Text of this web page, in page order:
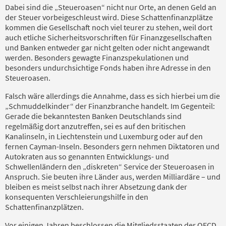
Dabei sind die „Steueroasen“ nicht nur Orte, an denen Geld an
der Steuer vorbeigeschleust wird. Diese Schattenfinanzplätze
kommen die Gesellschaft noch viel teurer zu stehen, weil dort
auch etliche Sicherheitsvorschriften für Finanzgesellschaften
und Banken entweder gar nicht gelten oder nicht angewandt
werden. Besonders gewagte Finanzspekulationen und
besonders undurchsichtige Fonds haben ihre Adresse in den
Steueroasen.
Falsch wäre allerdings die Annahme, dass es sich hierbei um die
„Schmuddelkinder“ der Finanzbranche handelt. Im Gegenteil:
Gerade die bekanntesten Banken Deutschlands sind
regelmäßig dort anzutreffen, sei es auf den britischen
Kanalinseln, in Liechtenstein und Luxemburg oder auf den
fernen Cayman-Inseln. Besonders gern nehmen Diktatoren und
Autokraten aus so genannten Entwicklungs- und
Schwellenländern den „diskreten“ Service der Steueroasen in
Anspruch. Sie beuten ihre Länder aus, werden Milliardäre – und
bleiben es meist selbst nach ihrer Absetzung dank der
konsequenten Verschleierungshilfe in den
Schattenfinanzplätzen.